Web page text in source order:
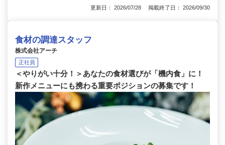
更新日： 2026/07/28 掲載終了日： 2026/09/30
食材の調達スタッフ
株式会社アーチ
正社員
＜やりがい十分！＞あなたの食材選びが「機内食」に！
新作メニューにも携わる重要ポジションの募集です！